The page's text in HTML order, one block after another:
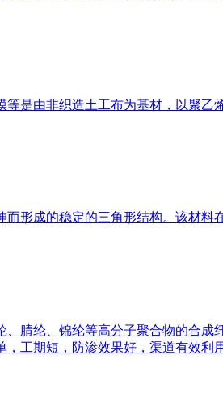
是由非织造土工布为基材，以聚
形成的稳定的三角形结构。该材
腈纶、锦纶等高分子聚合物的合
工期短，防渗效果好，渠道有效利